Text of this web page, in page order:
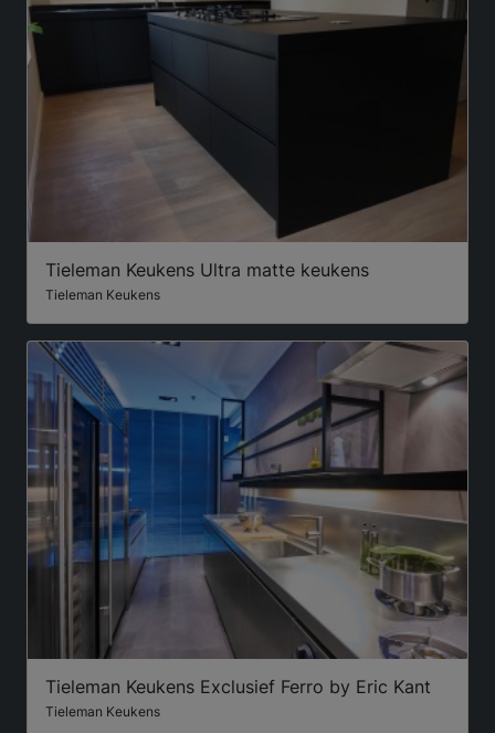
Tieleman Keukens Ultra matte keukens
Tieleman Keukens
Tieleman Keukens Exclusief Ferro by Eric Kant
Tieleman Keukens